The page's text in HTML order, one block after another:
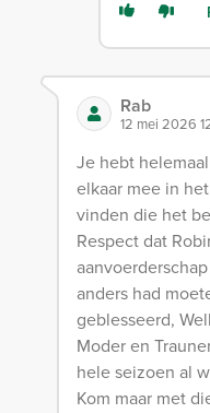
Rab
12 mei 2026
Je hebt
elkaar mee in
vinden die het
Respect dat
anders had
geblesseerd,
Moder en
hele seizoen al
Kom maar met